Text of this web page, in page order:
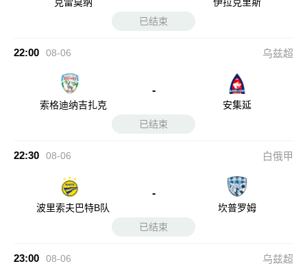
已结束
22:00 08-06 乌兹超
索格迪纳吉扎克
-
安集延
已结束
22:30 08-06 白俄甲
波里索夫巴特B队
-
坎普罗姆
已结束
23:00 08-06 乌兹超